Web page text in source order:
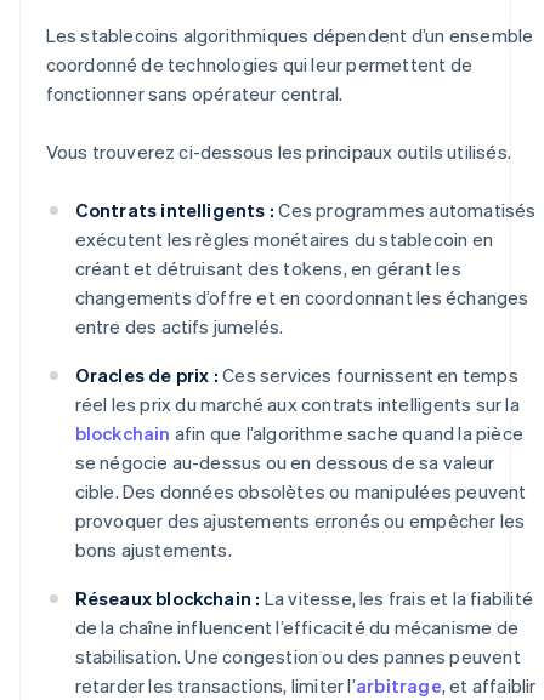
Les stablecoins algorithmiques dépendent d’un ensemble
coordonné de technologies qui leur permettent de
fonctionner sans opérateur central.
Vous trouverez ci-dessous les principaux outils utilisés.
Contrats intelligents : Ces programmes automatisés
exécutent les règles monétaires du stablecoin en
créant et détruisant des tokens, en gérant les
changements d’offre et en coordonnant les échanges
entre des actifs jumelés.
Oracles de prix : Ces services fournissent en temps
réel les prix du marché aux contrats intelligents sur la
blockchain afin que l’algorithme sache quand la pièce
se négocie au-dessus ou en dessous de sa valeur
cible. Des données obsolètes ou manipulées peuvent
provoquer des ajustements erronés ou empêcher les
bons ajustements.
Réseaux blockchain : La vitesse, les frais et la fiabilité
de la chaîne influencent l’efficacité du mécanisme de
stabilisation. Une congestion ou des pannes peuvent
retarder les transactions, limiter l’arbitrage, et affaiblir